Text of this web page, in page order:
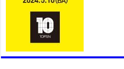
насанд хүрэгчдийн багийн харваагаар
үргэлжилж байна
2026 оны 7 сар 15 / 10 цаг 52 минут
Үндэсний их баяр наадмын хүчит бөхийн
барилдаан эхэллээ
2026 оны 7 сар 15 / 10 цаг 46 минут